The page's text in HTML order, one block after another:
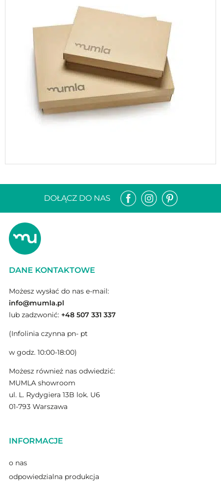
DOŁĄCZ DO NAS
DANE KONTAKTOWE
Możesz wysłać do nas e-mail:
info@mumla.pl
lub zadzwonić: +48 507 331 337
(Infolinia czynna pn- pt
w godz. 10:00-18:00)
Możesz również nas odwiedzić:
MUMLA showroom
ul. L. Rydygiera 13B lok. U6
01-793 Warszawa
INFORMACJE
o nas
odpowiedzialna produkcja